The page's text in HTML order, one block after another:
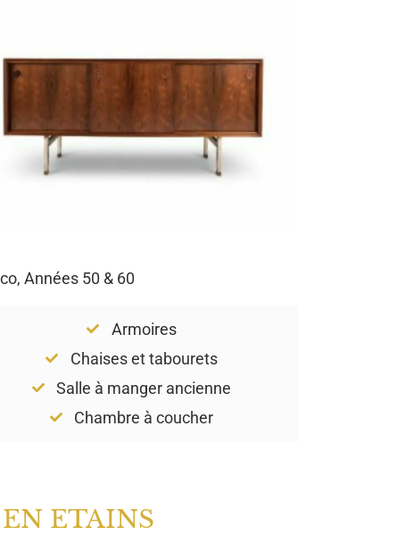
Années 50 & 60
Armoires
Chaises et tabourets
Salle à manger ancienne
Chambre à coucher
ETAINS